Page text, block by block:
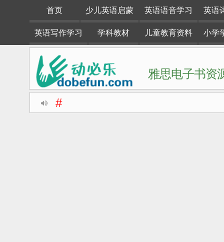
首页 少儿英语启蒙 英语语音学习
英语
英语写作学习
学科教材 儿童教育资料 小学
雅思电子书资
#